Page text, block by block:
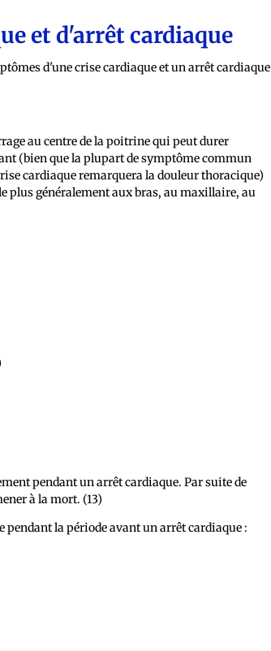
et d'arrêt cardiaque
d'une crise cardiaque et un arrêt cardiaque
au centre de la poitrine qui peut durer
(bien que la plupart de symptôme commun
cardiaque remarquera la douleur thoracique)
plus généralement aux bras, au maxillaire, au
pendant un arrêt cardiaque. Par suite de
à la mort. (13)
la période avant un arrêt cardiaque :